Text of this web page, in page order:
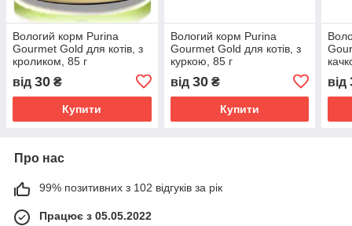
Вологий корм Purina
Gourmet Gold для котів, з
кроликом, 85 г
від 30 ₴
Купити
Вологий корм Purina
Gourmet Gold для котів, з
куркою, 85 г
від 30₴
Купити
від
Про нас
99% позитивних з 102 відгуків за рік
Працює з 05.05.2022